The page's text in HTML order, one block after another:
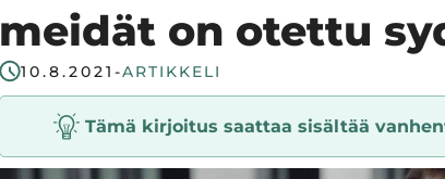
meidät on otettu
10.8.2021 -ARTIKKELI
Tämä kirjoitus saattaa sisältää